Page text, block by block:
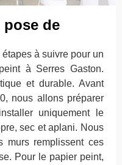
pose de
étapes à suivre pour un
à Serres Gaston.
et durable. Avant
nous allons préparer
uniquement le
sec et aplani. Nous
murs remplissent ces
Pour le papier peint,